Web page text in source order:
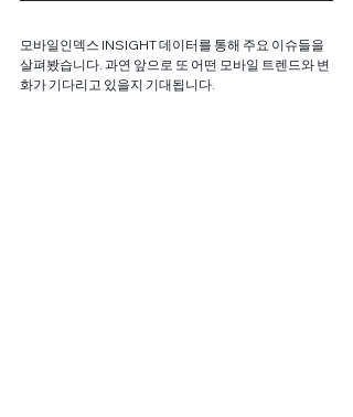
모바일인덱스 INSIGHT 데이터를 통해 주요 이슈들을
살펴봤습니다. 과연 앞으로 또 어떤 모바일 트렌드와 변
화가 기다리고 있을지 기대됩니다.